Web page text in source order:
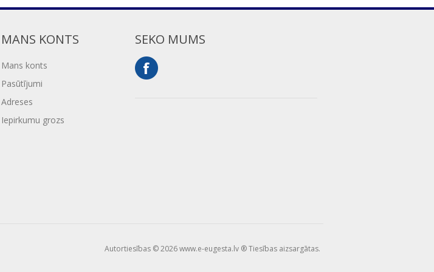
MANS KONTS
Mans konts
Pasūtījumi
Adreses
Iepirkumu grozs
SEKO MUMS
Autortiesības © 2026 www.e-eugesta.lv ® Tiesības aizsargātas.